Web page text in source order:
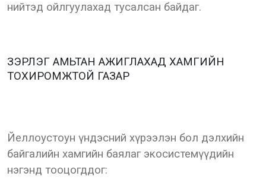
нийтэд ойлгуулахад тусалсан байдаг.
ЗЭРЛЭГ АМЬТАН АЖИГЛАХАД ХАМГИЙН
ТОХИРОМЖТОЙ ГАЗАР
Йеллоустоун үндэсний хүрээлэн бол дэлхийн
байгалийн хамгийн баялаг экосистемүүдийн
нэгэнд тооцогддог: